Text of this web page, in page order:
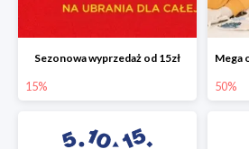
Sezonowa wyprzedaż od 15zł
15% 50%